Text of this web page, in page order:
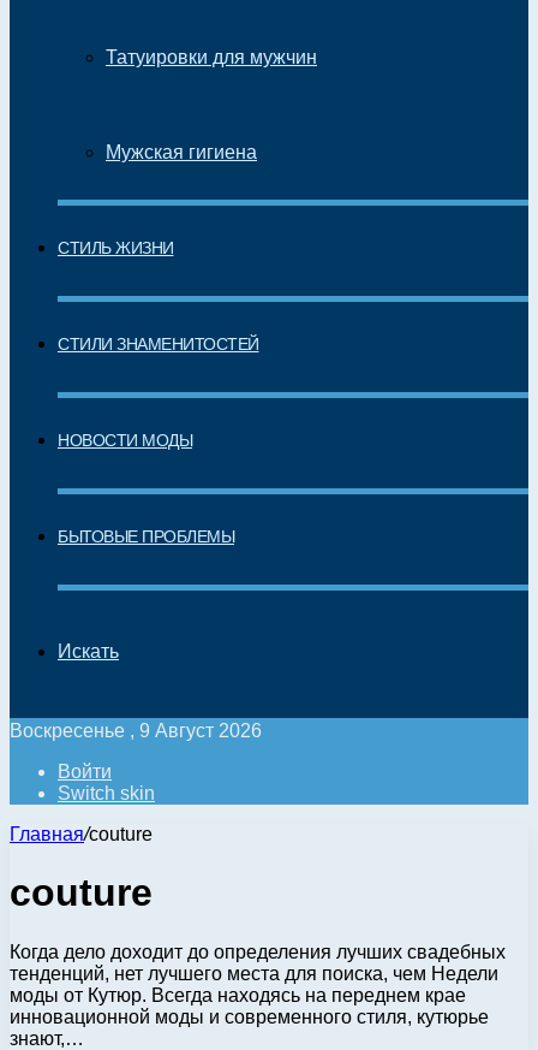
Татуировки для мужчин
Мужская гигиена
СТИЛЬ ЖИЗНИ
СТИЛИ ЗНАМЕНИТОСТЕЙ
НОВОСТИ МОДЫ
БЫТОВЫЕ ПРОБЛЕМЫ
Искать
Воскресенье , 9 Август 2026
Войти
Switch skin
Главная/couture
couture
Когда дело доходит до определения лучших свадебных
тенденций, нет лучшего места для поиска, чем Недели
моды от Кутюр. Всегда находясь на переднем крае
инновационной моды и современного стиля, кутюрье
знают,…